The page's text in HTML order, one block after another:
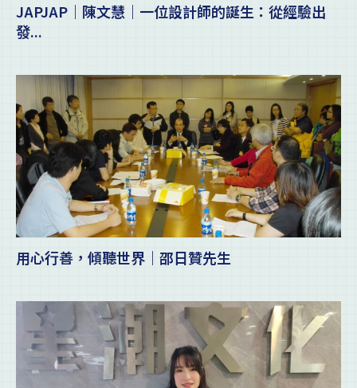
JAPJAP｜陳文慧｜一位設計師的誕生：從經驗出
發...
用心行善，傾聽世界｜邵日贊先生